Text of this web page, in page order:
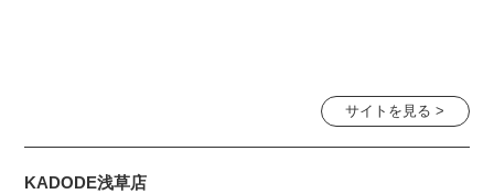
サイトを見る >
KADODE浅草店